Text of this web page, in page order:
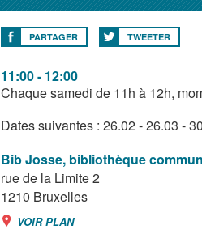
PARTAGER TWEETER
11:00 - 12:00
Chaque samedi de 11h à 12h,
Dates suivantes : 26.02 - 26.03 -
Bib Josse, bibliothèque
rue de la Limite 2
1210 Bruxelles
VOIR PLAN